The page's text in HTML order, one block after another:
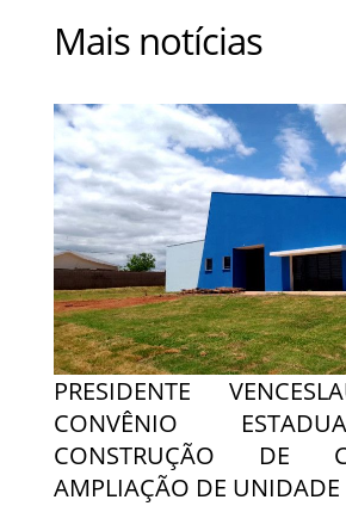
Mais notícias
PRESIDENTE
CONVÊNIO
CONSTRUÇÃO DE
AMPLIAÇÃO DE UNIDADE